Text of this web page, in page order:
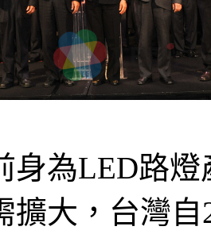
身為LED路
擴大，台灣